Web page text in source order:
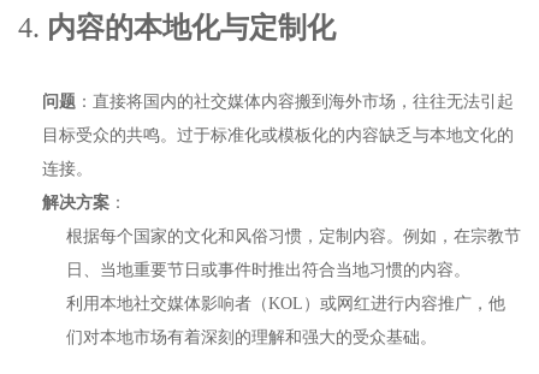
4. 内容的本地化与定制化
问题 ：直接将国内的社交媒体内容搬到海外市场，往往无法引起
目标受众的共鸣。过于标准化或模板化的内容缺乏与本地文化的
连接。
解决方案 ：
根据每个国家的文化和风俗习惯，定制内容。例如，在宗教节
日、当地重要节日或事件时推出符合当地习惯的内容。
利用本地社交媒体影响者（KOL）或网红进行内容推广，他
们对本地市场有着深刻的理解和强大的受众基础。